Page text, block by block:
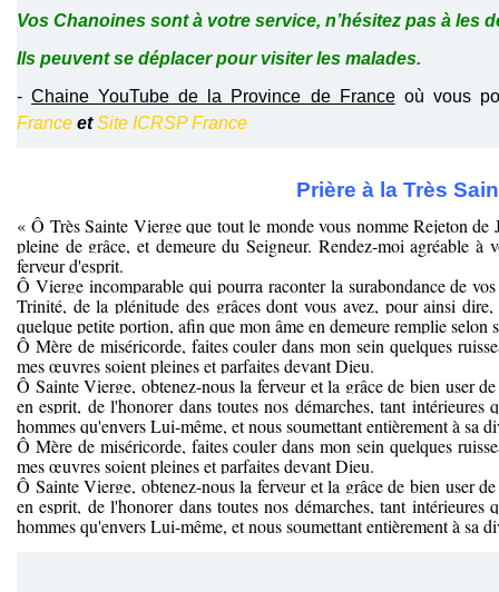
Vos Chanoines sont à votre service, n’hésitez pas à les
Ils peuvent se déplacer pour visiter les malades.
-Chaine YouTube de la Province de France où vous
France et Site ICRSP France
Prière à la Très
« Ô Très Sainte Vierge que tout le monde vous nomme Rejeton
pleine de grâce, et demeure du Seigneur. Rendez-moi agréable
ferveur d'esprit.
Ô Vierge incomparable qui pourra raconter la surabondance de
Trinité, de la plénitude des grâces dont vous avez, pour ainsi
quelque petite portion, afin que mon âme en demeure remplie selon
Ô Mère de miséricorde, faites couler dans mon sein quelques
mes œuvres soient pleines et parfaites devant Dieu.
Ô Sainte Vierge, obtenez-nous la ferveur et la grâce de bien user
en esprit, de l'honorer dans toutes nos démarches, tant
hommes qu'envers Lui-même, et nous soumettant entièrement à sa
Ô Mère de miséricorde, faites couler dans mon sein quelques
mes œuvres soient pleines et parfaites devant Dieu.
Ô Sainte Vierge, obtenez-nous la ferveur et la grâce de bien user
en esprit, de l'honorer dans toutes nos démarches, tant
hommes qu'envers Lui-même, et nous soumettant entièrement à sa